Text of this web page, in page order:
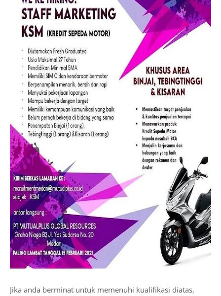
Jika anda berminat untuk memenuhi kualifikasi diatas,